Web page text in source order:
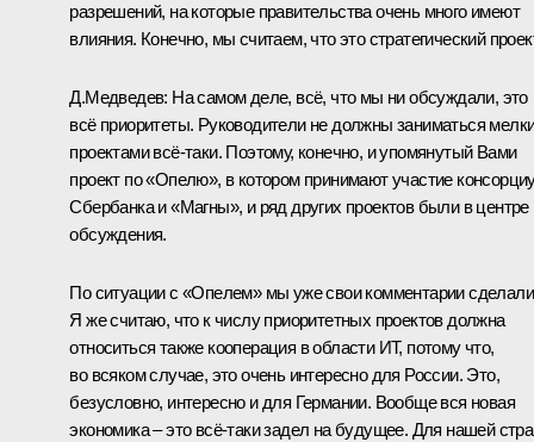
разрешений, на которые правительства очень много имеют
влияния. Конечно, мы считаем, что это стратегический
Д.Медведев: На самом деле, всё, что мы ни обсуждали, это
всё приоритеты. Руководители не должны заниматься
проектами всё‑таки. Поэтому, конечно, и упомянутый Вами
проект по «Опелю», в котором принимают участие
Сбербанка и «Магны», и ряд других проектов были в центре
обсуждения.
По ситуации с «Опелем» мы уже свои комментарии
Я же считаю, что к числу приоритетных проектов должна
относиться также кооперация в области ИТ, потому что,
во всяком случае, это очень интересно для России. Это,
безусловно, интересно и для Германии. Вообще вся новая
экономика – это всё‑таки задел на будущее. Для нашей